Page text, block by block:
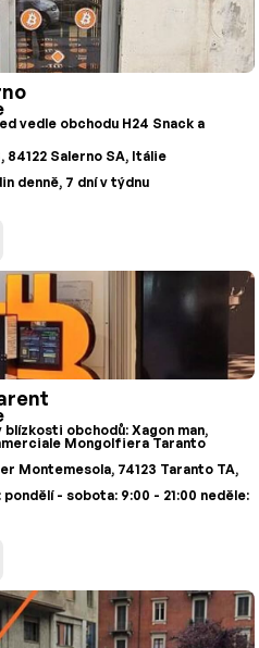
vedle obchodu H24 Snack a
84122 Salerno SA, Itálie
denně, 7 dní v týdnu
obchodů: Xagon man,
Mongolfiera Taranto
Montemesola, 74123 Taranto TA,
- sobota: 9:00 - 21:00 neděle: